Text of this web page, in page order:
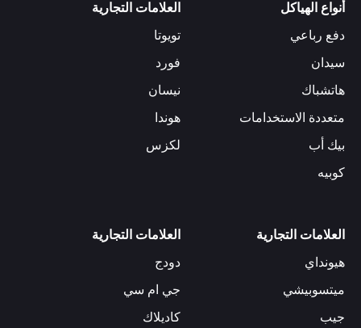
أنواع الهياكل
دفع رباعي
سيدان
هاتشباك
متعددة الاستخدامات
بيك أب
كوبيه
العلامات التجارية
تويوتا
فورد
نيسان
هوندا
لكزس
العلامات التجارية
هيونداي
ميتسوبيشي
جيب
العلامات التجارية
دودج
جي ام سي
كاديلاك